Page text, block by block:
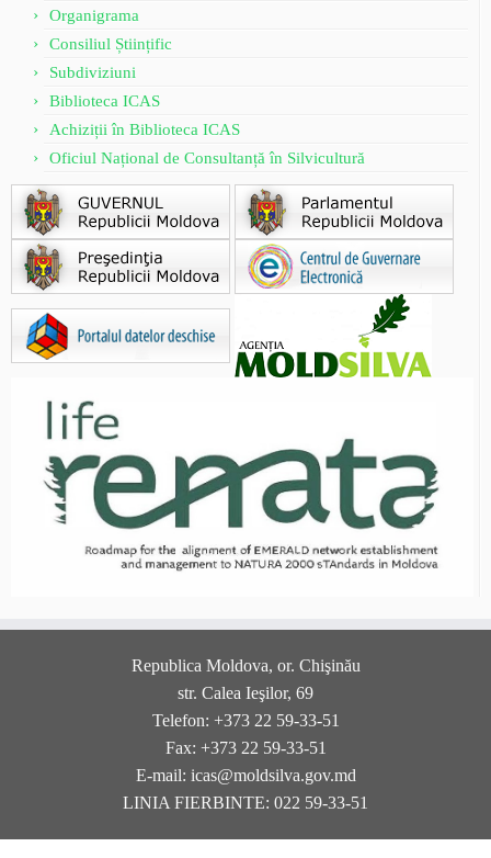
Organigrama
Consiliul Științific
Subdiviziuni
Biblioteca ICAS
Achiziții în Biblioteca ICAS
Oficiul Național de Consultanță în Silvicultură
Republica Moldova, or. Chişinău
str. Calea Ieşilor, 69
Telefon: +373 22 59-33-51
Fax: +373 22 59-33-51
E-mail: icas@moldsilva.gov.md
LINIA FIERBINTE: 022 59-33-51